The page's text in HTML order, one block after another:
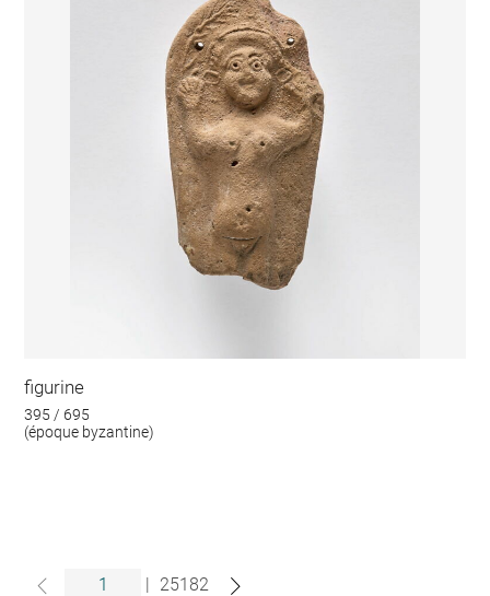
figurine
395 / 695
(époque byzantine)
| 25182